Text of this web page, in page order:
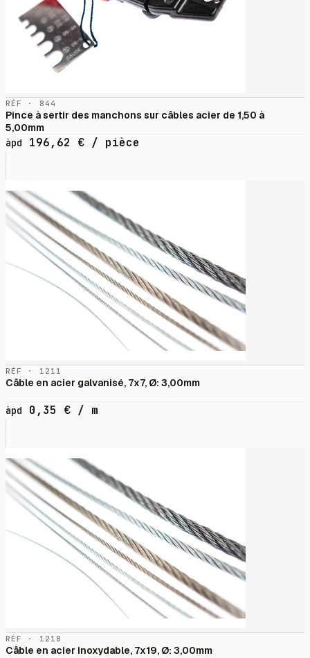
RÉF · 844
Pince à sertir des manchons sur câbles acier de 1,50 à
5,00mm
àpd
196,62 € / pièce
RÉF · 1211
Câble en acier galvanisé, 7x7, Ø: 3,00mm
àpd 0,35 € / m
RÉF · 1218
Câble en acier inoxydable, 7x19, Ø: 3,00mm